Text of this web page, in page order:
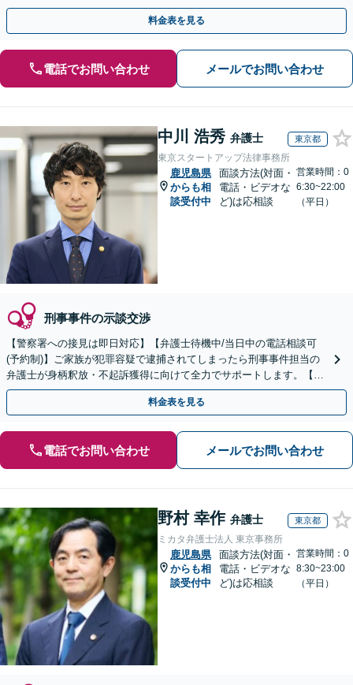
月100名以上の相談実績】【全国対応】
料金表を見る
電話でお問い合わせ メールでお問い合わせ
中川 浩秀 弁護士 東京都
東京スタートアップ法律事務所
鹿児島県
からも相
談受付中
面談方法(対面・
電話・ビデオな
ど)は応相談
営業時間：0
6:30~22:00
（平日）
刑事事件の示談交渉
【警察署への接見は即日対応】【弁護士待機中/当日中の電話相談可
(予約制)】ご家族が犯罪容疑で逮捕されてしまったら刑事事件担当の
弁護士が身柄釈放・不起訴獲得に向けて全力でサポートします。【毎
月100名以上の相談実績】【全国対応】
料金表を見る
電話でお問い合わせ メールでお問い合わせ
野村 幸作 弁護士 東京都
ミカタ弁護士法人 東京事務所
鹿児島県
からも相
談受付中
面談方法(対面・
電話・ビデオな
ど)は応相談
営業時間：0
8:30~23:00
（平日）